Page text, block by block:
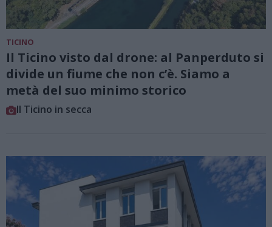
TICINO
Il Ticino visto dal drone: al Panperduto si
divide un fiume che non c’è. Siamo a
metà del suo minimo storico
Il Ticino in secca